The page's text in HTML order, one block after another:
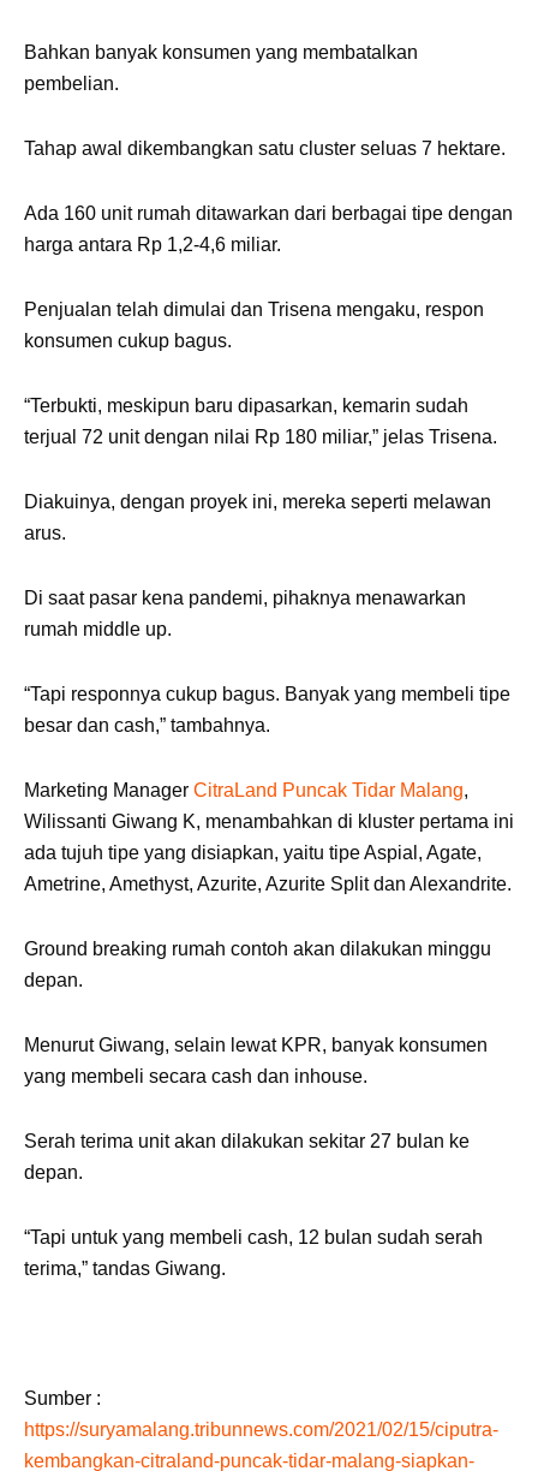
Bahkan banyak konsumen yang membatalkan
pembelian.
Tahap awal dikembangkan satu cluster seluas 7 hektare.
Ada 160 unit rumah ditawarkan dari berbagai tipe dengan
harga antara Rp 1,2-4,6 miliar.
Penjualan telah dimulai dan Trisena mengaku, respon
konsumen cukup bagus.
“Terbukti, meskipun baru dipasarkan, kemarin sudah
terjual 72 unit dengan nilai Rp 180 miliar,” jelas Trisena.
Diakuinya, dengan proyek ini, mereka seperti melawan
arus.
Di saat pasar kena pandemi, pihaknya menawarkan
rumah middle up.
“Tapi responnya cukup bagus. Banyak yang membeli tipe
besar dan cash,” tambahnya.
Marketing Manager CitraLand Puncak Tidar Malang,
Wilissanti Giwang K, menambahkan di kluster pertama ini
ada tujuh tipe yang disiapkan, yaitu tipe Aspial, Agate,
Ametrine, Amethyst, Azurite, Azurite Split dan Alexandrite.
Ground breaking rumah contoh akan dilakukan minggu
depan.
Menurut Giwang, selain lewat KPR, banyak konsumen
yang membeli secara cash dan inhouse.
Serah terima unit akan dilakukan sekitar 27 bulan ke
depan.
“Tapi untuk yang membeli cash, 12 bulan sudah serah
terima,” tandas Giwang.
Sumber :
https://suryamalang.tribunnews.com/2021/02/15/ciputra-
kembangkan-citraland-puncak-tidar-malang-siapkan-